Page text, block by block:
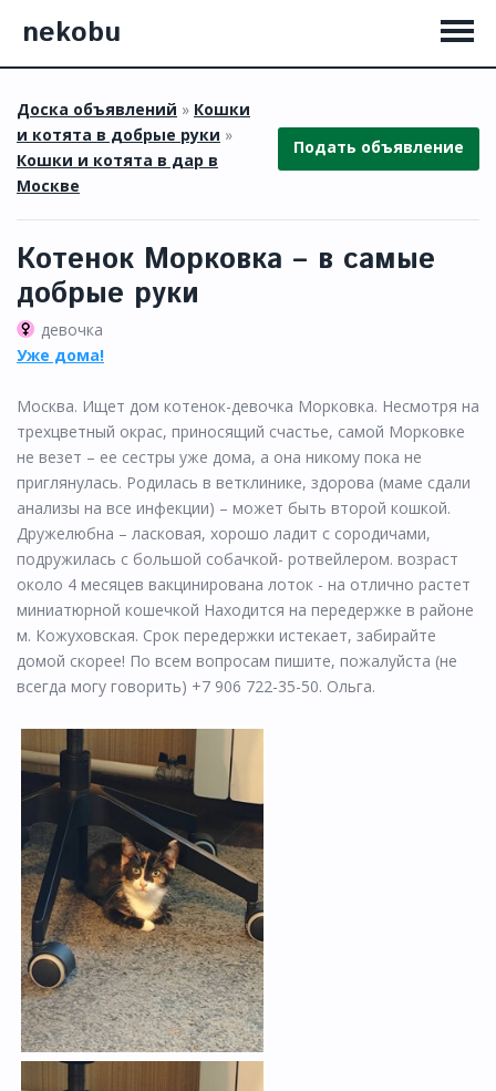
nekobu
Доска объявлений » Кошки
и котята в добрые руки »
Кошки и котята в дар в
Москве
Подать объявление
Котенок Морковка – в самые
добрые руки
девочка
Уже дома!
Москва. Ищет дом котенок-девочка Морковка. Несмотря на
трехцветный окрас, приносящий счастье, самой Морковке
не везет – ее сестры уже дома, а она никому пока не
приглянулась. Родилась в ветклинике, здорова (маме сдали
анализы на все инфекции) – может быть второй кошкой.
Дружелюбна – ласковая, хорошо ладит с сородичами,
подружилась с большой собачкой- ротвейлером. возраст
около 4 месяцев вакцинирована лоток - на отлично растет
миниатюрной кошечкой Находится на передержке в районе
м. Кожуховская. Срок передержки истекает, забирайте
домой скорее! По всем вопросам пишите, пожалуйста (не
всегда могу говорить) +7 906 722-35-50. Ольга.